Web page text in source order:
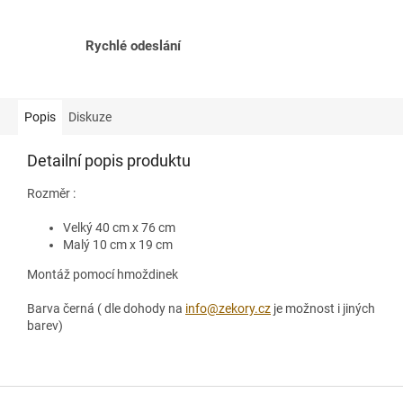
Rychlé odeslání
Popis Diskuze
Detailní popis produktu
Rozměr :
Velký 40 cm x 76 cm
Malý 10 cm x 19 cm
Montáž pomocí hmoždinek
Barva černá ( dle dohody na info@zekory.cz je možnost i jiných
barev)